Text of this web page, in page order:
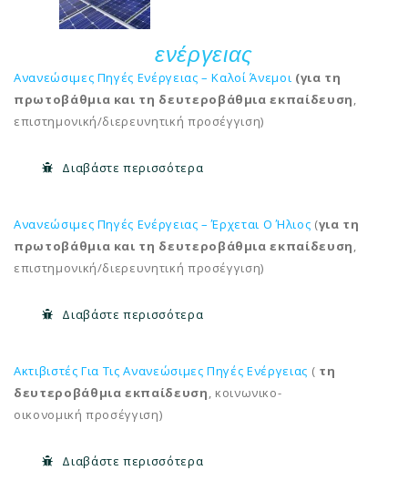
ενέργειας
Ανανεώσιμες Πηγές Ενέργειας – Καλοί Άνεμοι (για τη
πρωτοβάθμια και τη δευτεροβάθμια εκπαίδευση,
επιστημονική/διερευνητική προσέγγιση)
Διαβάστε περισσότερα
Ανανεώσιμες Πηγές Ενέργειας – Έρχεται Ο Ήλιος (για τη
πρωτοβάθμια και τη δευτεροβάθμια εκπαίδευση,
επιστημονική/διερευνητική προσέγγιση)
Διαβάστε περισσότερα
Ακτιβιστές Για Τις Ανανεώσιμες Πηγές Ενέργειας ( τη
δευτεροβάθμια εκπαίδευση, κοινωνικο-
οικονομική προσέγγιση)
Διαβάστε περισσότερα